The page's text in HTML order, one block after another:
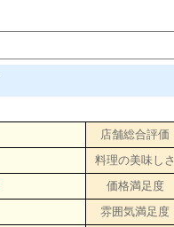
店舗総合評価
料理の美味し
価格満足度
雰囲気満足度